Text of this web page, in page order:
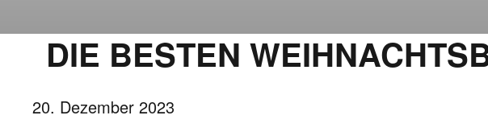
DIE BESTEN
20. Dezember 2023